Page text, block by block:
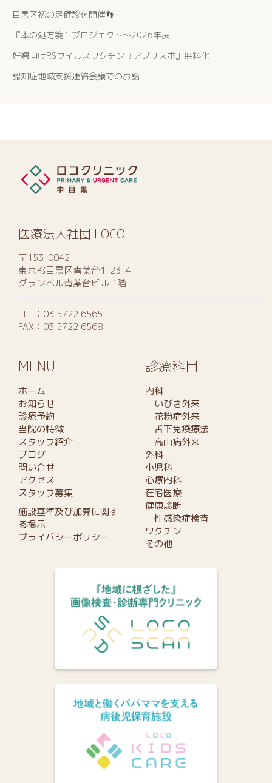
目黒区初の足健診を開催👣
『本の処方箋』プロジェクト〜2026年度
妊婦向けRSウイルスワクチン『アブリスボ』無料化
認知症地域支援連絡会議でのお話
医療法人社団 LOCO
〒153-0042
東京都目黒区青葉台1-23-4
グランベル青葉台ビル 1階
TEL： 03 5722 6565
FAX：03 5722 6568
MENU
ホーム
お知らせ
診療予約
当院の特徴
スタッフ紹介
ブログ
問い合せ
アクセス
スタッフ募集
施設基準及び加算に関す
る掲示
プライバシーポリシー
診療科目
内科
いびき外来
花粉症外来
舌下免疫療法
高山病外来
外科
小児科
心療内科
在宅医療
健康診断
性感染症検査
ワクチン
その他